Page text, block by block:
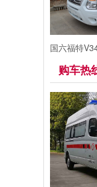
购车热